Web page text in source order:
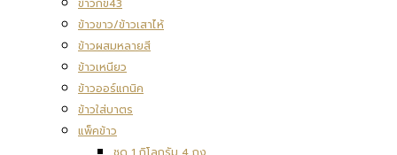
ข้าวกข43
ข้าวขาว/ข้าวเสาไห้
ข้าวผสมหลายสี
ข้าวเหนียว
ข้าวออร์แกนิค
ข้าวใส่บาตร
แพ็คข้าว